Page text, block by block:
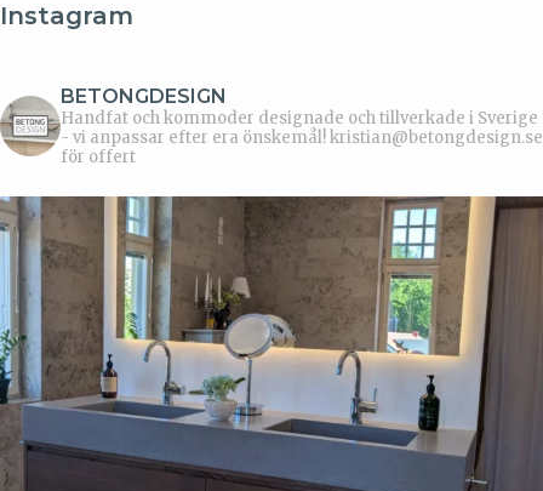
Instagram
BETONGDESIGN
Handfat och kommoder designade och tillverkade i Sverige
- vi anpassar efter era önskemål!kristian@betongdesign.se
för offert